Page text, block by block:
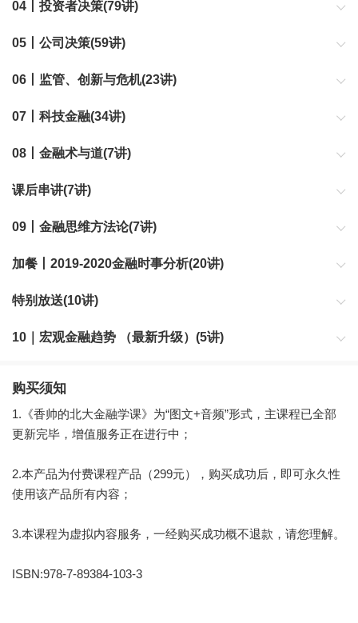
04丨投资者决策(79讲)
如何做出正确的投资决策？
05丨公司决策(59讲)
告诉你公司的金融决策是怎么做出来的。
06丨监管、创新与危机(23讲)
创新是野蛮生长，监管是约束边界，而危机是创新和监管博弈碰撞
的结果，也是下一个周期的开端。这三个词语构成了金融市场的生
07丨科技金融(34讲)
科技金融正在成为潮流，这种模式的改变，会怎样影响我们的增长
和财富？
08丨金融术与道(7讲)
我们一起把这一年的课程做一次复盘整理。
课后串讲(7讲)
09丨金融思维方法论(7讲)
金融学是一门能让财富升值的学科，金融思维是一种关于升值的思
维。它不仅能让你更有钱，还能让你更值钱。
加餐丨2019-2020金融时事分析(20讲)
特别放送(10讲)
10｜宏观金融趋势 （最新升级）(5讲)
购买须知
1.《香帅的北大金融学课》为“图文+音频”形式，主课程已全部
更新完毕，增值服务正在进行中；
2.本产品为付费课程产品（299元），购买成功后，即可永久性
使用该产品所有内容；
3.本课程为虚拟内容服务，一经购买成功概不退款，请您理解。
ISBN:978-7-89384-103-3